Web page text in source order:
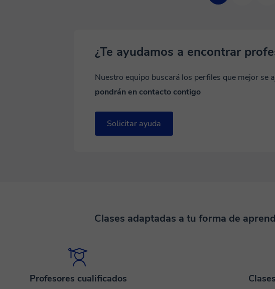
¿Te ayudamos a encontrar
Nuestro equipo buscará los perfiles que mejor se
pondrán en contacto contigo
Solicitar ayuda
Clases adaptadas a tu forma de
Profesores cualificados